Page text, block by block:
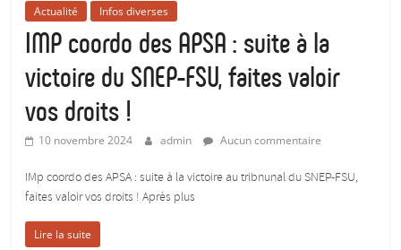
FSU
Limoges
Le
SNEP,
pour
donner
Actualité Infos diverses
IMP coordo des APSA : suite à la
victoire du SNEP-FSU, faites valoir
vos droits !
10 novembre 2024 admin Aucun commentaire
IMp coordo des APSA : suite à la victoire au tribnunal du SNEP-FSU,
faites valoir vos droits ! Après plus
Lire la suite